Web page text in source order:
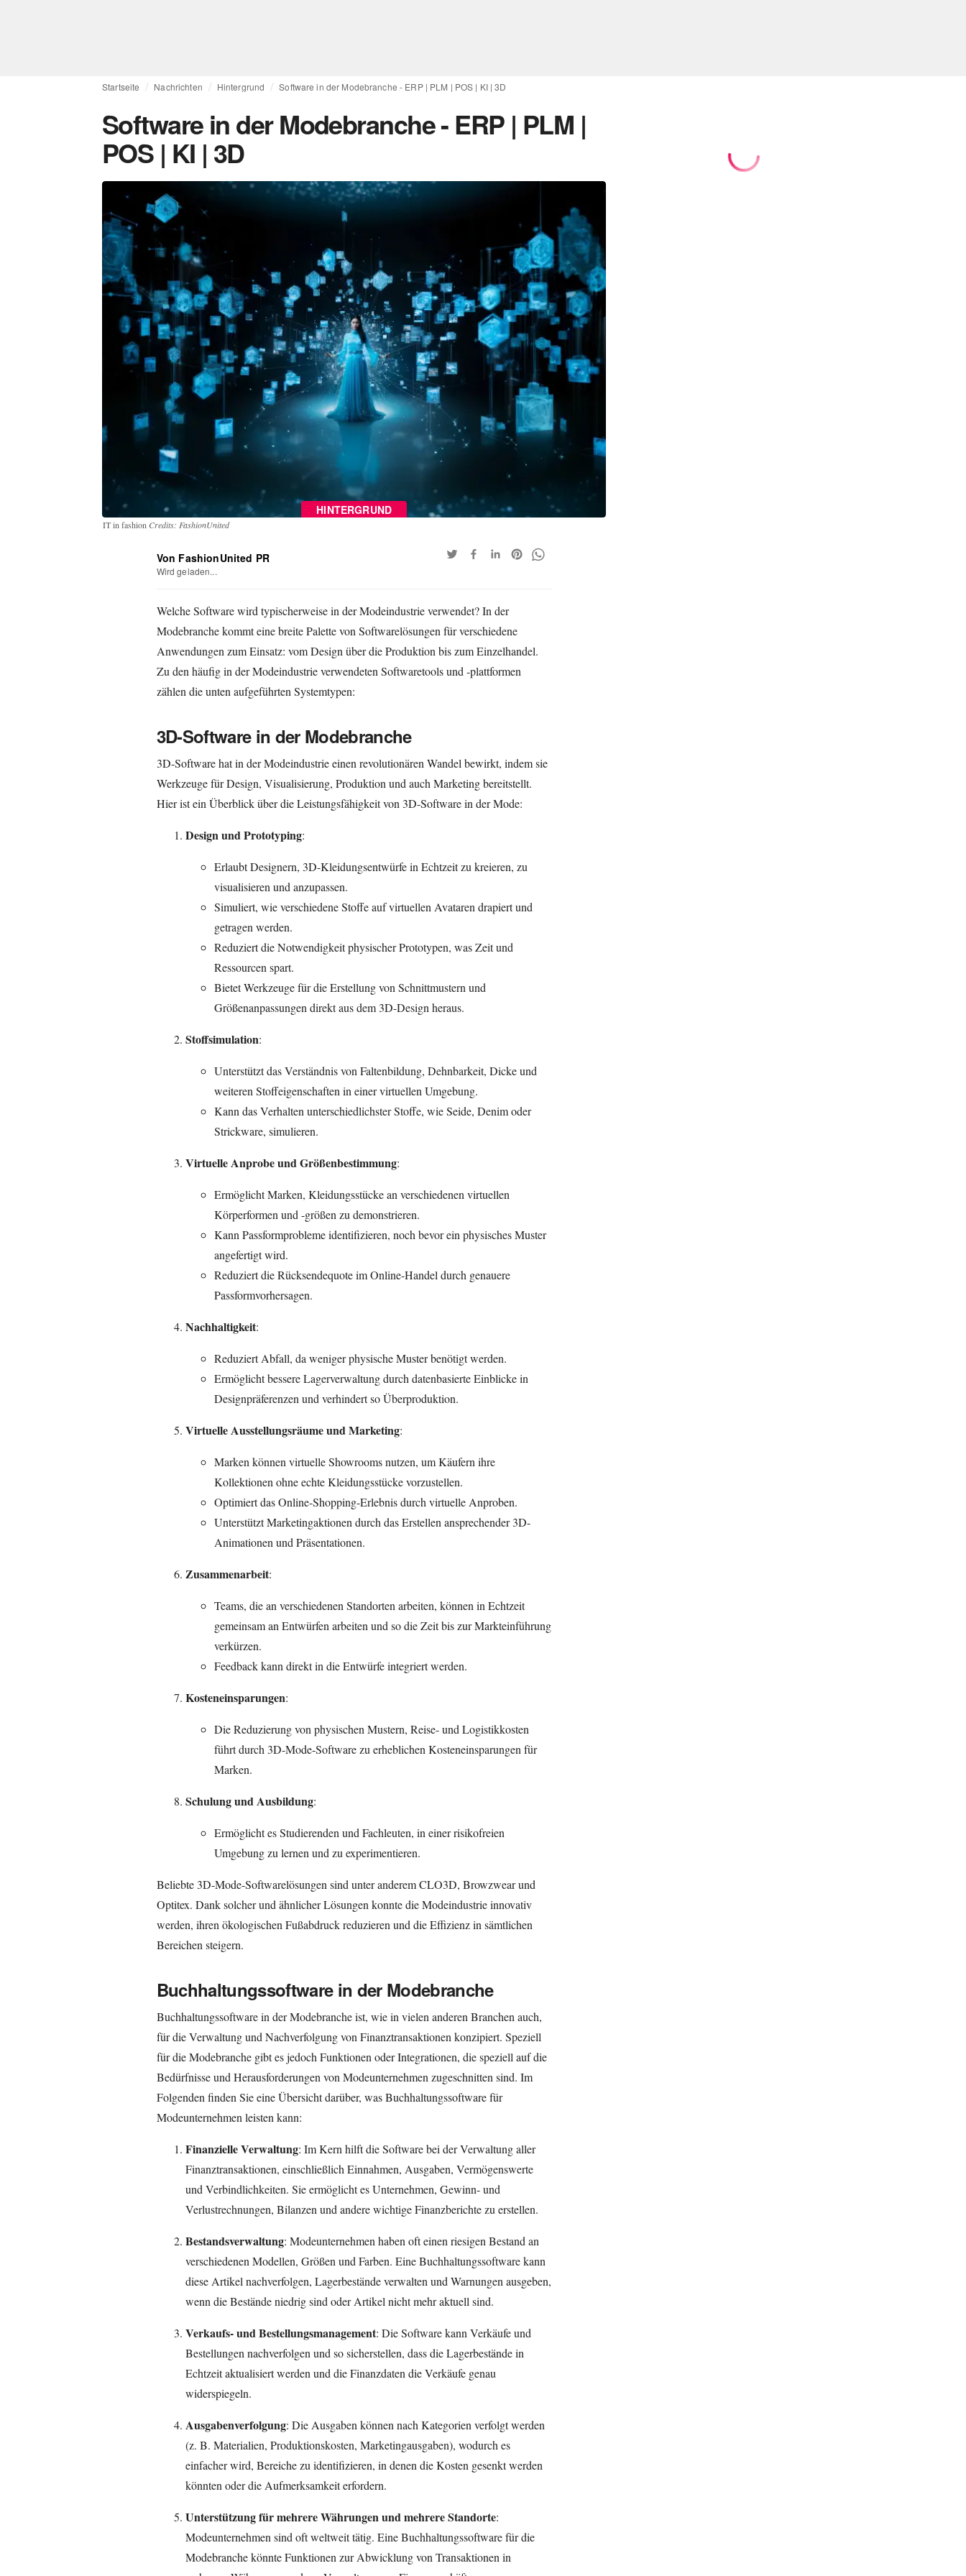
Startseite Nachrichten Hintergrund Software in der Modebranche - ERP | PLM | POS | KI | 3D
Software in der Modebranche - ERP | PLM |
POS | KI | 3D
HINTERGRUND
IT in fashion Credits: FashionUnited
Von FashionUnited PR
Wird geladen...
Welche Software wird typischerweise in der Modeindustrie verwendet? In der
Modebranche kommt eine breite Palette von Softwarelösungen für verschiedene
Anwendungen zum Einsatz: vom Design über die Produktion bis zum Einzelhandel.
Zu den häufig in der Modeindustrie verwendeten Softwaretools und -plattformen
zählen die unten aufgeführten Systemtypen:
3D-Software in der Modebranche
3D-Software hat in der Modeindustrie einen revolutionären Wandel bewirkt, indem sie
Werkzeuge für Design, Visualisierung, Produktion und auch Marketing bereitstellt.
Hier ist ein Überblick über die Leistungsfähigkeit von 3D-Software in der Mode:
Design und Prototyping:
Erlaubt Designern, 3D-Kleidungsentwürfe in Echtzeit zu kreieren, zu
visualisieren und anzupassen.
Simuliert, wie verschiedene Stoffe auf virtuellen Avataren drapiert und
getragen werden.
Reduziert die Notwendigkeit physischer Prototypen, was Zeit und
Ressourcen spart.
Bietet Werkzeuge für die Erstellung von Schnittmustern und
Größenanpassungen direkt aus dem 3D-Design heraus.
Stoffsimulation:
Unterstützt das Verständnis von Faltenbildung, Dehnbarkeit, Dicke und
weiteren Stoffeigenschaften in einer virtuellen Umgebung.
Kann das Verhalten unterschiedlichster Stoffe, wie Seide, Denim oder
Strickware, simulieren.
Virtuelle Anprobe und Größenbestimmung:
Ermöglicht Marken, Kleidungsstücke an verschiedenen virtuellen
Körperformen und -größen zu demonstrieren.
Kann Passformprobleme identifizieren, noch bevor ein physisches Muster
angefertigt wird.
Reduziert die Rücksendequote im Online-Handel durch genauere
Passformvorhersagen.
Nachhaltigkeit:
Reduziert Abfall, da weniger physische Muster benötigt werden.
Ermöglicht bessere Lagerverwaltung durch datenbasierte Einblicke in
Designpräferenzen und verhindert so Überproduktion.
Virtuelle Ausstellungsräume und Marketing:
Marken können virtuelle Showrooms nutzen, um Käufern ihre
Kollektionen ohne echte Kleidungsstücke vorzustellen.
Optimiert das Online-Shopping-Erlebnis durch virtuelle Anproben.
Unterstützt Marketingaktionen durch das Erstellen ansprechender 3D-
Animationen und Präsentationen.
Zusammenarbeit:
Teams, die an verschiedenen Standorten arbeiten, können in Echtzeit
gemeinsam an Entwürfen arbeiten und so die Zeit bis zur Markteinführung
verkürzen.
Feedback kann direkt in die Entwürfe integriert werden.
Kosteneinsparungen:
Die Reduzierung von physischen Mustern, Reise- und Logistikkosten
führt durch 3D-Mode-Software zu erheblichen Kosteneinsparungen für
Marken.
Schulung und Ausbildung:
Ermöglicht es Studierenden und Fachleuten, in einer risikofreien
Umgebung zu lernen und zu experimentieren.
Beliebte 3D-Mode-Softwarelösungen sind unter anderem CLO3D, Browzwear und
Optitex. Dank solcher und ähnlicher Lösungen konnte die Modeindustrie innovativ
werden, ihren ökologischen Fußabdruck reduzieren und die Effizienz in sämtlichen
Bereichen steigern.
Buchhaltungssoftware in der Modebranche
Buchhaltungssoftware in der Modebranche ist, wie in vielen anderen Branchen auch,
für die Verwaltung und Nachverfolgung von Finanztransaktionen konzipiert. Speziell
für die Modebranche gibt es jedoch Funktionen oder Integrationen, die speziell auf die
Bedürfnisse und Herausforderungen von Modeunternehmen zugeschnitten sind. Im
Folgenden finden Sie eine Übersicht darüber, was Buchhaltungssoftware für
Modeunternehmen leisten kann:
Finanzielle Verwaltung: Im Kern hilft die Software bei der Verwaltung aller
Finanztransaktionen, einschließlich Einnahmen, Ausgaben, Vermögenswerte
und Verbindlichkeiten. Sie ermöglicht es Unternehmen, Gewinn- und
Verlustrechnungen, Bilanzen und andere wichtige Finanzberichte zu erstellen.
Bestandsverwaltung: Modeunternehmen haben oft einen riesigen Bestand an
verschiedenen Modellen, Größen und Farben. Eine Buchhaltungssoftware kann
diese Artikel nachverfolgen, Lagerbestände verwalten und Warnungen ausgeben,
wenn die Bestände niedrig sind oder Artikel nicht mehr aktuell sind.
Verkaufs- und Bestellungsmanagement: Die Software kann Verkäufe und
Bestellungen nachverfolgen und so sicherstellen, dass die Lagerbestände in
Echtzeit aktualisiert werden und die Finanzdaten die Verkäufe genau
widerspiegeln.
Ausgabenverfolgung: Die Ausgaben können nach Kategorien verfolgt werden
(z. B. Materialien, Produktionskosten, Marketingausgaben), wodurch es
einfacher wird, Bereiche zu identifizieren, in denen die Kosten gesenkt werden
könnten oder die Aufmerksamkeit erfordern.
Unterstützung für mehrere Währungen und mehrere Standorte:
Modeunternehmen sind oft weltweit tätig. Eine Buchhaltungssoftware für die
Modebranche könnte Funktionen zur Abwicklung von Transaktionen in